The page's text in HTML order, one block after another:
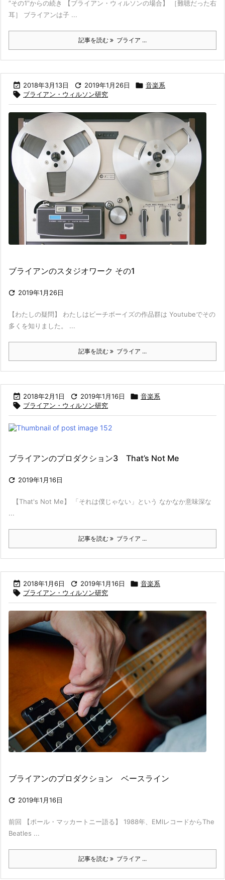
”その1”からの続き 【ブライアン・ウィルソンの場合】 ［難聴だった右
耳］ ブライアンは子 ...
記事を読む ブライア ...
 2018年3月13日  2019年1月26日  音楽系
 ブライアン・ウィルソン研究
ブライアンのスタジオワーク その1
 2019年1月26日
【わたしの疑問】 わたしはビーチボーイズの作品群は Youtubeでその
多くを知りました。 ...
記事を読む ブライア ...
 2018年2月1日  2019年1月16日  音楽系
 ブライアン・ウィルソン研究
ブライアンのプロダクション3 That’s Not Me
 2019年1月16日
【That's Not Me】 「それは僕じゃない」という なかなか意味深な
...
記事を読む ブライア ...
 2018年1月6日  2019年1月16日  音楽系
 ブライアン・ウィルソン研究
ブライアンのプロダクション ベースライン
 2019年1月16日
前回 【ポール・マッカートニー語る】 1988年、EMIレコードからThe
Beatles ...
記事を読む ブライア ...